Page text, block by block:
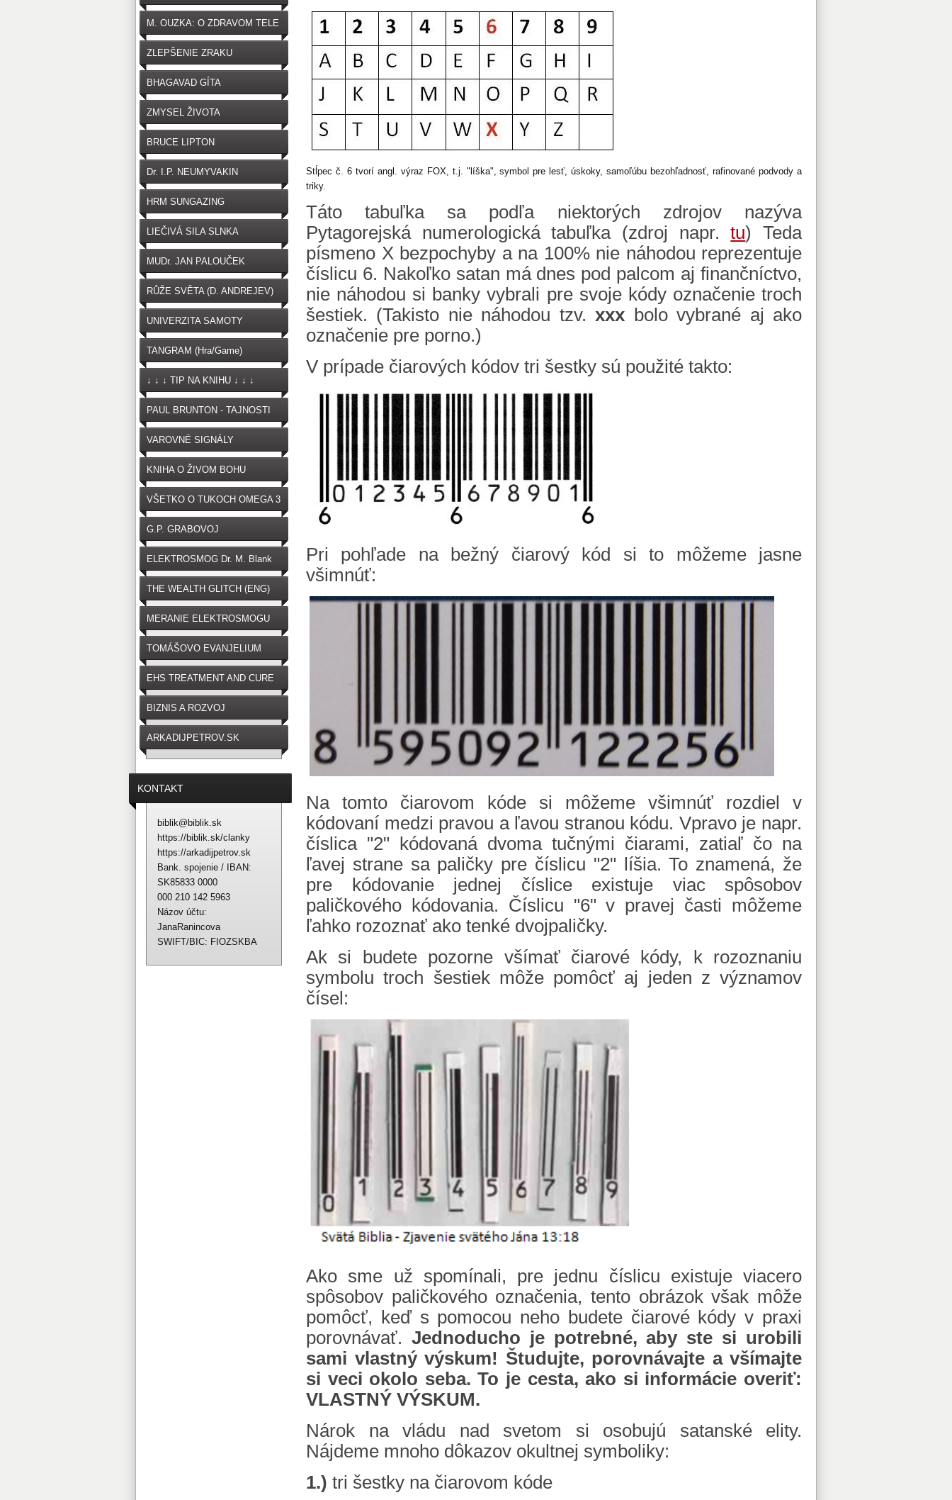
Stĺpec č. 6 tvorí angl. výraz FOX, t.j. "líška", symbol pre lesť, úskoky, samoľúbu bezohľadnosť, rafinované podvody a
triky.
Táto tabuľka sa podľa niektorých zdrojov nazýva
Pytagorejská numerologická tabuľka (zdroj napr.tu) Teda
písmeno X bezpochyby a na 100% nie náhodou reprezentuje
číslicu 6. Nakoľko satan má dnes pod palcom aj finančníctvo,
nie náhodou si banky vybrali pre svoje kódy označenie troch
šestiek. (Takisto nie náhodou tzv.xxx bolo vybrané aj ako
označenie pre porno.)
V prípade čiarových kódov tri šestky sú použité takto:
Pri pohľade na bežný čiarový kód si to môžeme jasne
všimnúť:
Na tomto čiarovom kóde si môžeme všimnúť rozdiel v
kódovaní medzi pravou a ľavou stranou kódu. Vpravo je napr.
číslica "2" kódovaná dvoma tučnými čiarami, zatiaľ čo na
ľavej strane sa paličky pre číslicu "2" líšia. To znamená, že
pre kódovanie jednej číslice existuje viac spôsobov
paličkového kódovania. Číslicu "6" v pravej časti môžeme
ľahko rozoznať ako tenké dvojpaličky.
Ak si budete pozorne všímať čiarové kódy, k rozoznaniu
symbolu troch šestiek môže pomôcť aj jeden z významov
čísel:
Ako sme už spomínali, pre jednu číslicu existuje viacero
spôsobov paličkového označenia, tento obrázok však môže
pomôcť, keď s pomocou neho budete čiarové kódy v praxi
porovnávať. Jednoducho je potrebné, aby ste si urobili
sami vlastný výskum! Študujte, porovnávajte a všímajte
si veci okolo seba. To je cesta, ako si informácie overiť:
VLASTNÝ VÝSKUM.
Nárok na vládu nad svetom si osobujú satanské elity.
Nájdeme mnoho dôkazov okultnej symboliky:
1.) tri šestky na čiarovom kóde
zdarma na stiahnutie)
M. OUZKA: O ZDRAVOM TELE
ZLEPŠENIE ZRAKU
BHAGAVAD GÍTA
ZMYSEL ŽIVOTA
BRUCE LIPTON
Dr. I.P. NEUMYVAKIN
HRM SUNGAZING
LIEČIVÁ SILA SLNKA
MUDr. JAN PALOUČEK
RŮŽE SVĚTA (D. ANDREJEV)
UNIVERZITA SAMOTY
TANGRAM (Hra/Game)
↓ ↓ ↓ TIP NA KNIHU ↓ ↓ ↓
PAUL BRUNTON - TAJNOSTI
VAROVNÉ SIGNÁLY
OČKOVANIA
KNIHA O ŽIVOM BOHU
VŠETKO O TUKOCH OMEGA 3
G.P. GRABOVOJ
ELEKTROSMOG Dr. M. Blank
THE WEALTH GLITCH (ENG)
MERANIE ELEKTROSMOGU
TOMÁŠOVO EVANJELIUM
EHS TREATMENT AND CURE
BIZNIS A ROZVOJ
ARKADIJPETROV.SK
KONTAKT
biblik@biblik.sk
https://biblik.sk/clanky
https://arkadijpetrov.sk
Bank. spojenie / IBAN:
SK85833 0000
000 210 142 5963
Názov účtu:
JanaRanincova
SWIFT/BIC: FIOZSKBA